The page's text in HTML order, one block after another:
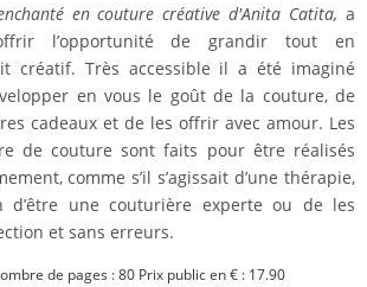
en couture créative d'Anita Catita, a
l’opportunité de grandir tout en
créatif. Très accessible il a été imaginé
en vous le goût de la couture, de
cadeaux et de les offrir avec amour. Les
de couture sont faits pour être réalisés
comme s’il s’agissait d’une thérapie,
d’être une couturière experte ou de les
et sans erreurs.
de pages : 80 Prix public en € : 17.90